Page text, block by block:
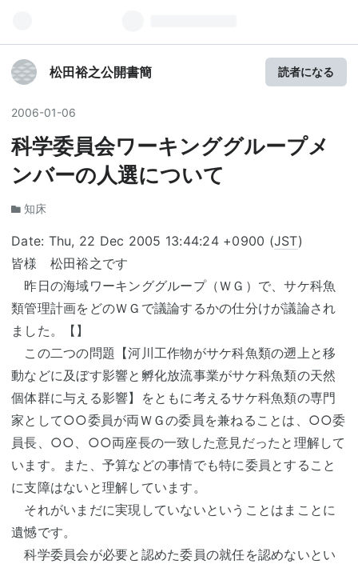
松田裕之公開書簡 読者になる
2006-01-06
科学委員会ワーキンググループメ
ンバーの人選について
知床
Date: Thu, 22 Dec 2005 13:44:24 +0900 (JST)
皆様 松田裕之です
昨日の海域ワーキンググループ（ＷＧ）で、サケ科魚
類管理計画をどのＷＧで議論するかの仕分けが議論され
ました。【】
この二つの問題【河川工作物がサケ科魚類の遡上と移
動などに及ぼす影響と孵化放流事業がサケ科魚類の天然
個体群に与える影響】をともに考えるサケ科魚類の専門
家として○○委員が両ＷＧの委員を兼ねることは、○○委
員長、○○、○○両座長の一致した意見だったと理解して
います。また、予算などの事情でも特に委員とすること
に支障はないと理解しています。
それがいまだに実現していないということはまことに
遺憾です。
科学委員会が必要と認めた委員の就任を認めないとい